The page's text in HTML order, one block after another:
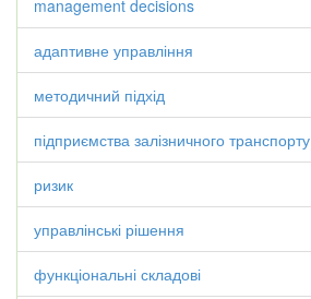
management decisions
адаптивне управління
методичний підхід
підприємства залізничного транспорту
ризик
управлінські рішення
функціональні складові